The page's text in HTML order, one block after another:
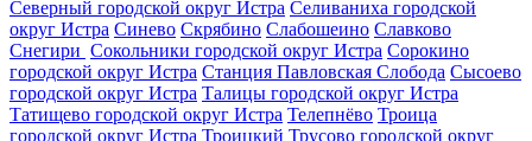
Северный городской округ Истра Селиваниха городской
округ Истра Синево Скрябино Слабошеино Славково
Снегири ‎ Сокольники городской округ Истра Сорокино
городской округ Истра Станция Павловская Слобода Сысоево
городской округ Истра Талицы городской округ Истра
Татищево городской округ Истра Телепнёво Троица
городской округ Истра Троицкий Трусово городской округ